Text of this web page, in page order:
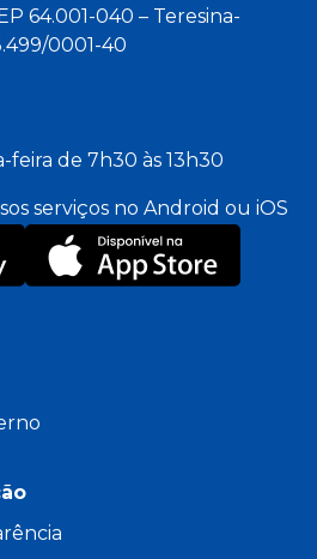
64.001-040 – Teresina-
0001-40
feira de 7h30 às 13h30
serviços no Android ou iOS